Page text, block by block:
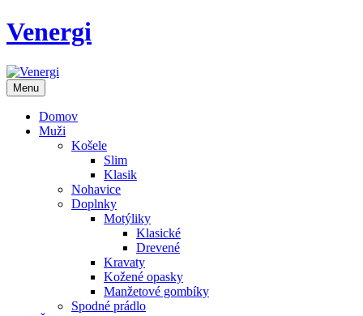
Venergi
Menu
Domov
Muži
Košele
Slim
Klasik
Nohavice
Doplnky
Motýliky
Klasické
Drevené
Kravaty
Kožené opasky
Manžetové gombíky
Spodné prádlo